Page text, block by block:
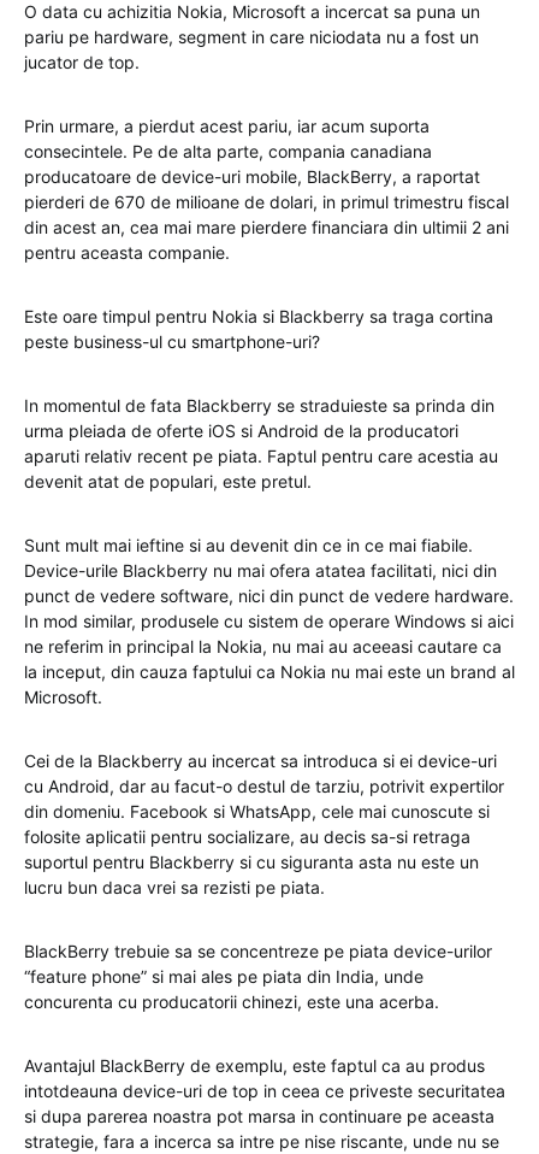
O data cu achizitia Nokia, Microsoft a incercat sa puna un
pariu pe hardware, segment in care niciodata nu a fost un
jucator de top.
Prin urmare, a pierdut acest pariu, iar acum suporta
consecintele. Pe de alta parte, compania canadiana
producatoare de device-uri mobile, BlackBerry, a raportat
pierderi de 670 de milioane de dolari, in primul trimestru fiscal
din acest an, cea mai mare pierdere financiara din ultimii 2 ani
pentru aceasta companie.
Este oare timpul pentru Nokia si Blackberry sa traga cortina
peste business-ul cu smartphone-uri?
In momentul de fata Blackberry se straduieste sa prinda din
urma pleiada de oferte iOS si Android de la producatori
aparuti relativ recent pe piata. Faptul pentru care acestia au
devenit atat de populari, este pretul.
Sunt mult mai ieftine si au devenit din ce in ce mai fiabile.
Device-urile Blackberry nu mai ofera atatea facilitati, nici din
punct de vedere software, nici din punct de vedere hardware.
In mod similar, produsele cu sistem de operare Windows si aici
ne referim in principal la Nokia, nu mai au aceeasi cautare ca
la inceput, din cauza faptului ca Nokia nu mai este un brand al
Microsoft.
Cei de la Blackberry au incercat sa introduca si ei device-uri
cu Android, dar au facut-o destul de tarziu, potrivit expertilor
din domeniu. Facebook si WhatsApp, cele mai cunoscute si
folosite aplicatii pentru socializare, au decis sa-si retraga
suportul pentru Blackberry si cu siguranta asta nu este un
lucru bun daca vrei sa rezisti pe piata.
BlackBerry trebuie sa se concentreze pe piata device-urilor
“feature phone” si mai ales pe piata din India, unde
concurenta cu producatorii chinezi, este una acerba.
Avantajul BlackBerry de exemplu, este faptul ca au produs
intotdeauna device-uri de top in ceea ce priveste securitatea
si dupa parerea noastra pot marsa in continuare pe aceasta
strategie, fara a incerca sa intre pe nise riscante, unde nu se